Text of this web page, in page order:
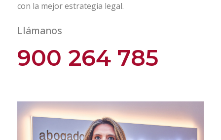
con la mejor estrategia legal.
Llámanos
900 264 785